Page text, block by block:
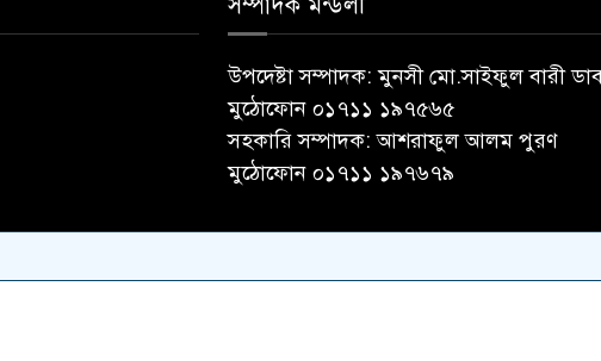
উপদেষ্টা সম্পাদক: মুনসী মো.সাইফুল বারী
মুঠোফোন ০১৭১১ ১৯৭৫৬৫
সহকারি সম্পাদক: আশরাফুল আলম পুরণ
মুঠোফোন ০১৭১১ ১৯৭৬৭৯